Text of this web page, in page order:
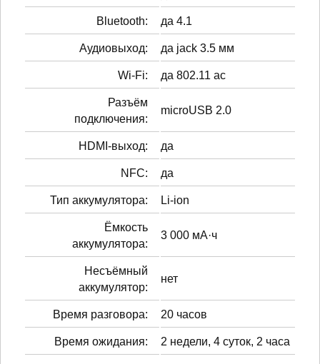
Bluetooth: да 4.1
Аудиовыход: да jack 3.5 мм
Wi-Fi: да 802.11 ac
Разъём
подключения:
microUSB 2.0
HDMI-выход: да
NFC: да
Тип аккумулятора: Li-ion
Ёмкость
аккумулятора:
3 000 мА·ч
Несъёмный
аккумулятор:
нет
Время разговора: 20 часов
Время ожидания: 2 недели, 4 суток, 2 часа